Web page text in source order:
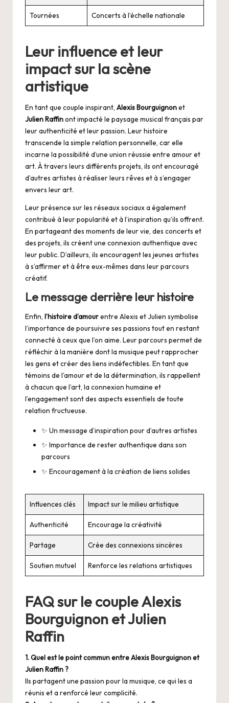
Tournées Concerts à l’échelle nationale
Leur influence et leur
impact sur la scène
artistique
En tant que couple inspirant, Alexis Bourguignonet
Julien Raffinont impacté le paysage musical français par
leur authenticité et leur passion. Leur histoire
transcende la simple relation personnelle, car elle
incarne la possibilité d’une union réussie entre amour et
art. À travers leurs différents projets, ils ont encouragé
d’autres artistes à réaliser leurs rêves et à s’engager
envers leur art.
Leur présence sur les réseaux sociaux a également
contribué à leur popularité et à l’inspiration qu’ils offrent.
En partageant des moments de leur vie, des concerts et
des projets, ils créent une connexion authentique avec
leur public. D’ailleurs, ils encouragent les jeunes artistes
à s’affirmer et à être eux-mêmes dans leur parcours
créatif.
Le message derrière leur histoire
Enfin, l’histoire d’amourentre Alexis et Julien symbolise
l’importance de poursuivre ses passions tout en restant
connecté à ceux que l’on aime. Leur parcours permet de
réfléchir à la manière dont la musique peut rapprocher
les gens et créer des liens indéfectibles. En tant que
témoins de l’amour et de la détermination, ils rappellent
à chacun que l’art, la connexion humaine et
l’engagement sont des aspects essentiels de toute
relation fructueuse.
✨ Un message d’inspiration pour d’autres artistes
✨ Importance de rester authentique dans son
parcours
✨ Encouragement à la création de liens solides
Influences clés Impact sur le milieu artistique
Authenticité Encourage la créativité
Partage Crée des connexions sincères
Soutien mutuel Renforce les relations artistiques
FAQ sur le couple Alexis
Bourguignon et Julien
Raffin
1. Quel est le point commun entre Alexis Bourguignon et
Julien Raffin ?
Ils partagent une passion pour la musique, ce qui les a
réunis et a renforcé leur complicité.